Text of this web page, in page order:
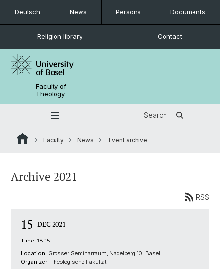
Deutsch News Persons Documents
Religion library Contact
Faculty of
Theology
Search
Faculty News Event archive
Archive 2021
RSS
15 DEC 2021
Time: 18:15
Location: Grosser Seminarraum, Nadelberg 10, Basel
Organizer: Theologische Fakultät